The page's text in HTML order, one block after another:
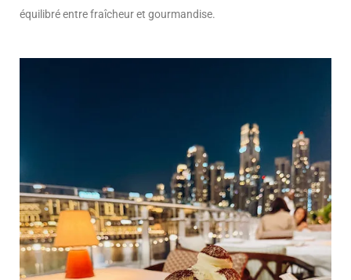
équilibré entre fraîcheur et gourmandise.